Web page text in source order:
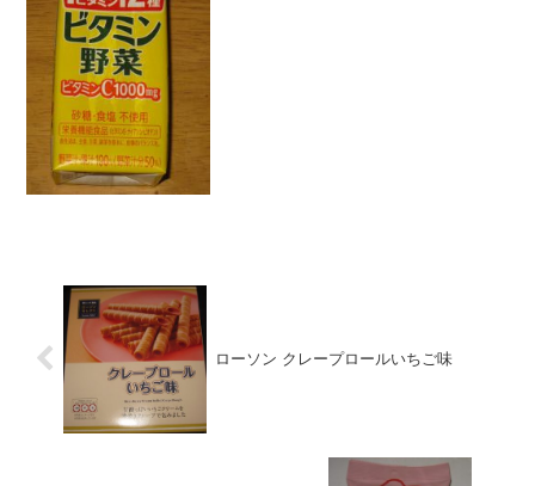
ローソン クレープロールいちご味